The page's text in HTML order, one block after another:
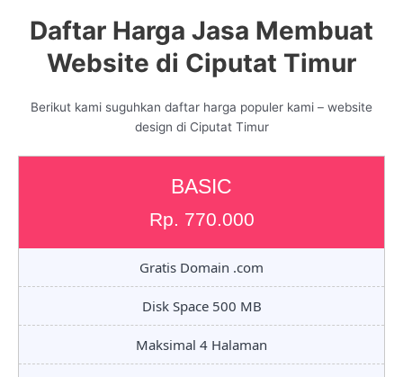
Daftar Harga Jasa Membuat
Website di Ciputat Timur
Berikut kami suguhkan daftar harga populer kami – website
design di Ciputat Timur
BASIC
Rp. 770.000
Gratis Domain .com
Disk Space 500 MB
Maksimal 4 Halaman